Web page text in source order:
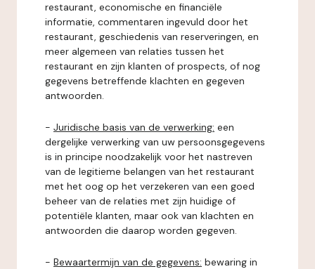
restaurant, economische en financiële
informatie, commentaren ingevuld door het
restaurant, geschiedenis van reserveringen, en
meer algemeen van relaties tussen het
restaurant en zijn klanten of prospects, of nog
gegevens betreffende klachten en gegeven
antwoorden.
- Juridische basis van de verwerking: een
dergelijke verwerking van uw persoonsgegevens
is in principe noodzakelijk voor het nastreven
van de legitieme belangen van het restaurant
met het oog op het verzekeren van een goed
beheer van de relaties met zijn huidige of
potentiële klanten, maar ook van klachten en
antwoorden die daarop worden gegeven.
- Bewaartermijn van de gegevens: bewaring in